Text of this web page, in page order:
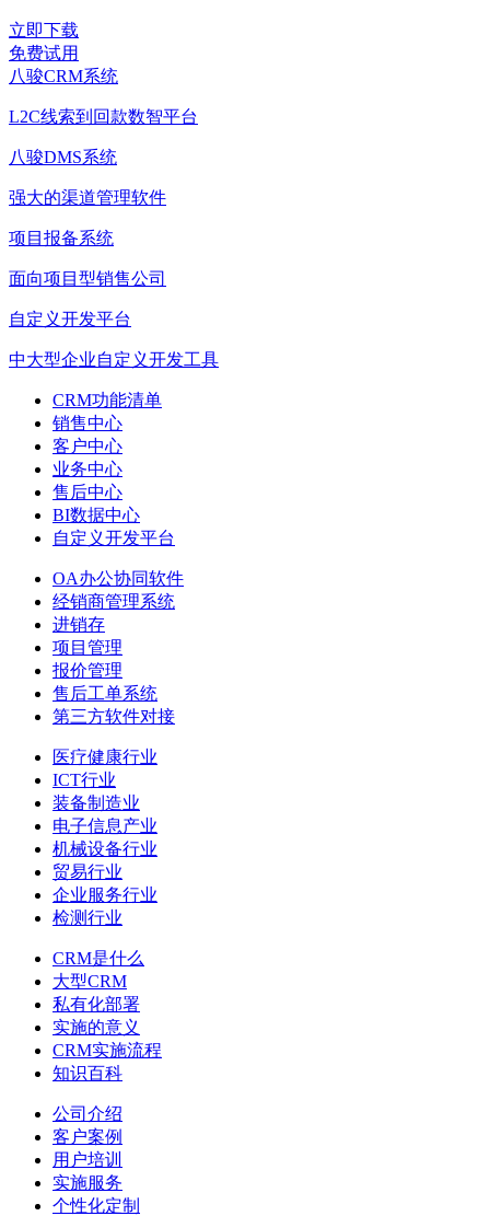
立即下载
免费试用
八骏CRM系统
L2C线索到回款数智平台
八骏DMS系统
强大的渠道管理软件
项目报备系统
面向项目型销售公司
自定义开发平台
中大型企业自定义开发工具
CRM功能清单
销售中心
客户中心
业务中心
售后中心
BI数据中心
自定义开发平台
OA办公协同软件
经销商管理系统
进销存
项目管理
报价管理
售后工单系统
第三方软件对接
医疗健康行业
ICT行业
装备制造业
电子信息产业
机械设备行业
贸易行业
企业服务行业
检测行业
CRM是什么
大型CRM
私有化部署
实施的意义
CRM实施流程
知识百科
公司介绍
客户案例
用户培训
实施服务
个性化定制